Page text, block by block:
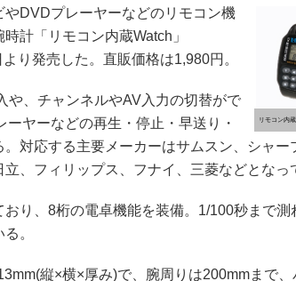
リモコン内
DVDプレーヤーなどのリモコン機
計「リモコン内蔵Watch」
り発売した。直販価格は1,980円。
、チャンネルやAV入力の切替がで
ーヤーなどの再生・停止・早送り・
対応する主要メーカーはサムスン、シャー
、フィリップス、フナイ、三菱などとなっ
り、8桁の電卓機能を装備。1/100秒まで測
。
縦×横×厚み)で、腕周りは200mmまで、